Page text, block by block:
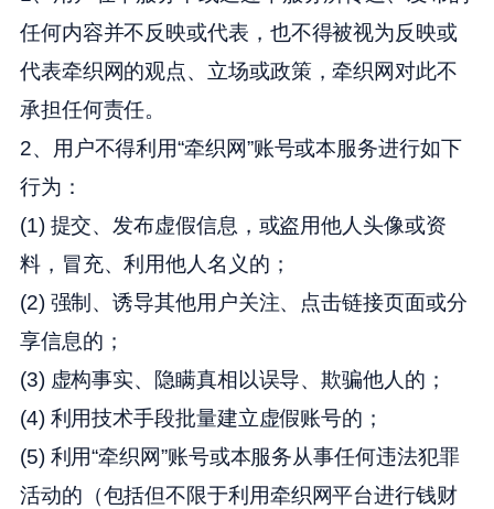
任何内容并不反映或代表，也不得被视为反映或
代表牵织网的观点、立场或政策，牵织网对此不
承担任何责任。
2、用户不得利用“牵织网”账号或本服务进行如下
行为：
(1) 提交、发布虚假信息，或盗用他人头像或资
料，冒充、利用他人名义的；
(2) 强制、诱导其他用户关注、点击链接页面或分
享信息的；
(3) 虚构事实、隐瞒真相以误导、欺骗他人的；
(4) 利用技术手段批量建立虚假账号的；
(5) 利用“牵织网”账号或本服务从事任何违法犯罪
活动的（包括但不限于利用牵织网平台进行钱财